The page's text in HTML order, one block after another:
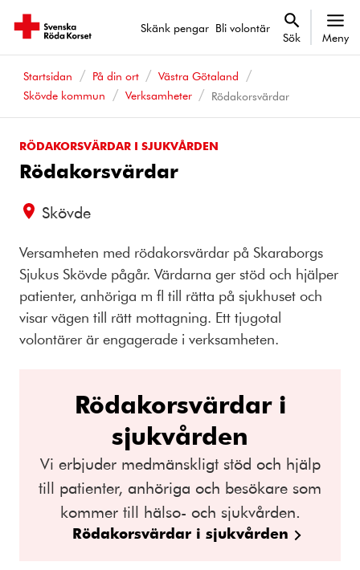
Skänk pengar Bli volontär
Sök Meny
Startsidan På din ort
Västra Götaland
Skövde kommun
Verksamheter Rödakorsvärdar
RÖDAKORSVÄRDAR I SJUKVÅRDEN
Rödakorsvärdar
Skövde
Versamheten med rödakorsvärdar på Skaraborgs
Sjukus Skövde pågår. Värdarna ger stöd och hjälper
patienter, anhöriga m fl till rätta på sjukhuset och
visar vägen till rätt mottagning. Ett tjugotal
volontärer är engagerade i verksamheten.
Rödakorsvärdar i
sjukvården
Vi erbjuder medmänskligt stöd och hjälp
till patienter, anhöriga och besökare som
kommer till hälso- och sjukvården.
Rödakorsvärdar i sjukvården